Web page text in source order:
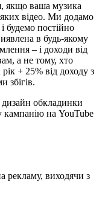
якщо ваша музика
відео. Ми додамо
будемо постійно
в будь-якому
– і доходи від
а не тому, хто
+ 25% від доходу з
збігів.
обкладинки
кампанію на YouTube
рекламу, виходячи з